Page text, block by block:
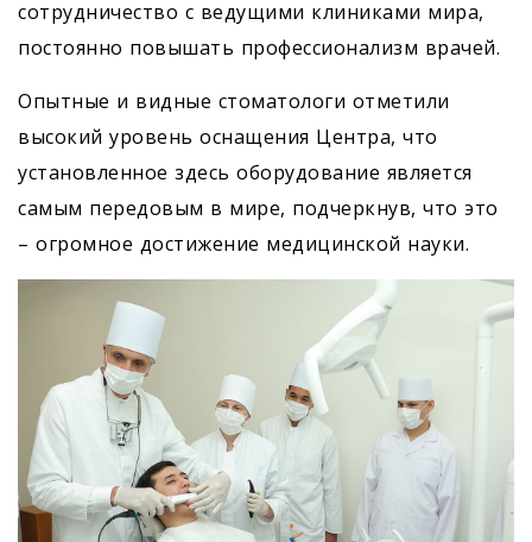
сотрудничество с ведущими клиниками мира,
постоянно повышать профессионализм врачей.
Опытные и видные стоматологи отметили
высокий уровень оснащения Центра, что
установленное здесь оборудование является
самым передовым в мире, подчеркнув, что это
– огромное достижение медицинской науки.